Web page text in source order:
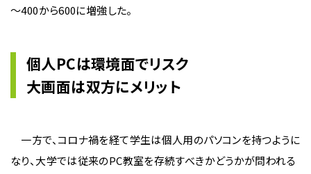
～400から600に増強した。
個人PCは環境面でリスク
大画面は双方にメリット
一方で、コロナ禍を経て学生は個人用のパソコンを持つように
なり、大学では従来のPC教室を存続すべきかどうかが問われる